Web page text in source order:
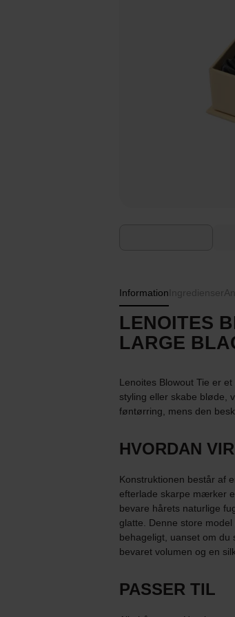
Information Ingredienser
LENOITES
LARGE
Lenoites Blowout Tie er
styling eller skabe bløde,
føntørring, mens den
HVORDAN
Konstruktionen består af
efterlade skarpe mærker
bevare hårets naturlige
glatte. Denne store
behageligt, uanset om
bevaret volumen og en
PASSER TIL